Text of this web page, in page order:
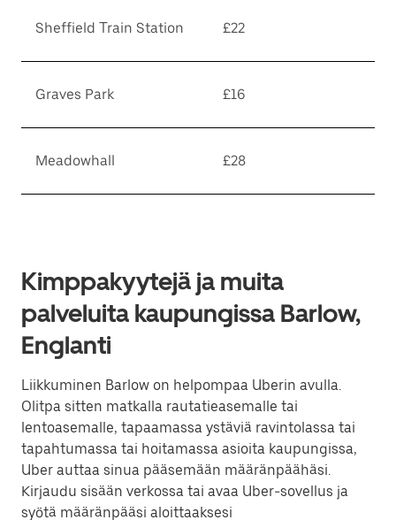
Sheffield Train Station £22
Graves Park £16
Meadowhall £28
Kimppakyytejä ja muita
palveluita kaupungissa Barlow,
Englanti
Liikkuminen Barlow on helpompaa Uberin avulla.
Olitpa sitten matkalla rautatieasemalle tai
lentoasemalle, tapaamassa ystäviä ravintolassa tai
tapahtumassa tai hoitamassa asioita kaupungissa,
Uber auttaa sinua pääsemään määränpäähäsi.
Kirjaudu sisään verkossa tai avaa Uber-sovellus ja
syötä määränpääsi aloittaaksesi